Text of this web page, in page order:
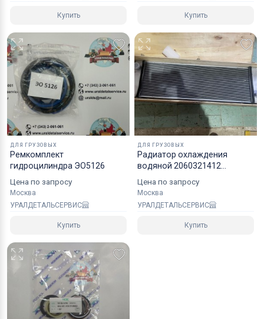
Купить Купить
ДЛЯ ГРУЗОВЫХ
Ремкомплект
гидроцилиндра ЭО5126
Цена по запросу
Москва
УРАЛДЕТАЛЬСЕРВИС
Купить
ДЛЯ ГРУЗОВЫХ
Радиатор охлаждения
водяной 2060321412
Цена по запросу
Москва
УРАЛДЕТАЛЬСЕРВИС
Купить